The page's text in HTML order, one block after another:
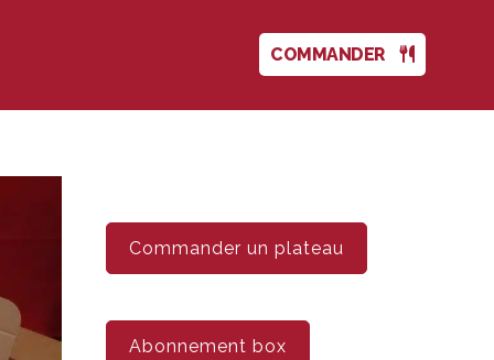
COMMANDER
Commander un plateau
Abonnement box